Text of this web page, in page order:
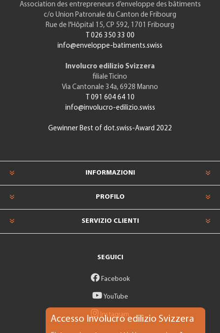
Accesso Involucro edilizio Svizzera
Association des entrepreneurs d’enveloppe des bâtiments
c/o Union Patronale du Canton de Fribourg
Rue de l'Hôpital 15, CP 592, 1701 Fribourg
T 026 350 33 00
info@enveloppe-batiments.swiss
Involucro edilizio Svizzera
filiale Ticino
Via Cantonale 34a, 6928 Manno
T 091 604 64 10
info@involucro-edilizio.swiss
Gewinner Best of dot.swiss-Award 2022
INFORMAZIONI
PROFILO
SERVIZIO CLIENTI
SEGUICI
Facebook
YouTube
Instagram